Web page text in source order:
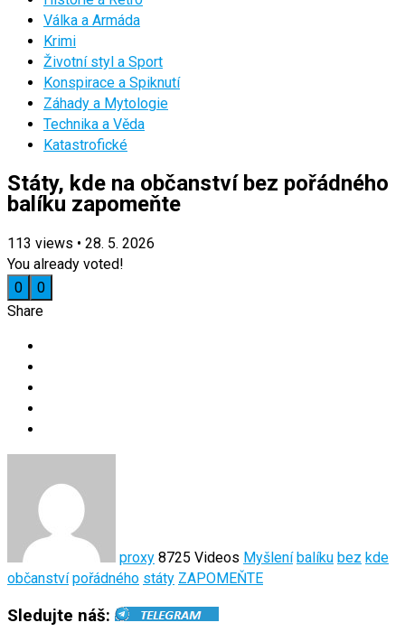
Válka a Armáda
Krimi
Životní styl a Sport
Konspirace a Spiknutí
Záhady a Mytologie
Technika a Věda
Katastrofické
Státy, kde na občanství bez pořádného
balíku zapomeňte
113 views • 28. 5. 2026
You already voted!
0
0
Share
proxy 8725 Videos Myšlení balíku bez kde
občanství pořádného státy ZAPOMEŇTE
Sledujte náš: